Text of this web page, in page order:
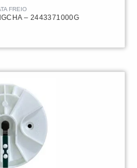
FREIO
– 2443371000G